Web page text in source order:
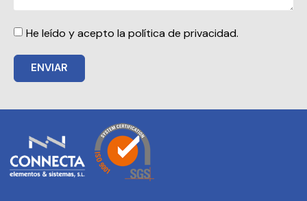
He leído y acepto la política de privacidad.
ENVIAR